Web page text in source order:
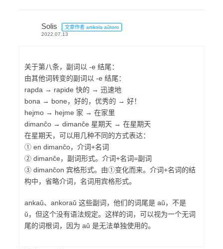
Solis
文章作者 artikola aŭtoro
2022.07.13
关于第八条，副词以 -e 结尾：
由其他词转变的副词以 -e 结尾：
rapda → rapide 快的 → 迅速地
bona → bone，好的，优秀的 → 好！
hejmo → hejme 家 → 在家里
dimanĉo → dimanĉe 星期天 → 在星期天
在星期天，可以用几种不同的方式表达：
① en dimanĉo，介词+名词
② dimanĉe，副词形式。介词+名词=副词
③ dimanĉon 宾格形式。由①变化而来。介词+名词的结
构中，省略介词，名词用宾格形式。
ankaŭ、ankoraŭ 这些副词，他们的词尾是 aŭ，不是
ŭ，但这个没有语法规定。这样的词，可以视为一个无词
尾的词根词，因为 aŭ 是无法单独使用的。